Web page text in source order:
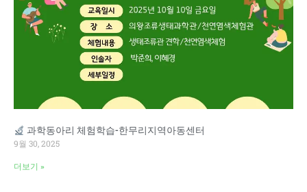
과학동아리 체험학습-한무리지역아동센터
9월 30, 2025
더보기 »